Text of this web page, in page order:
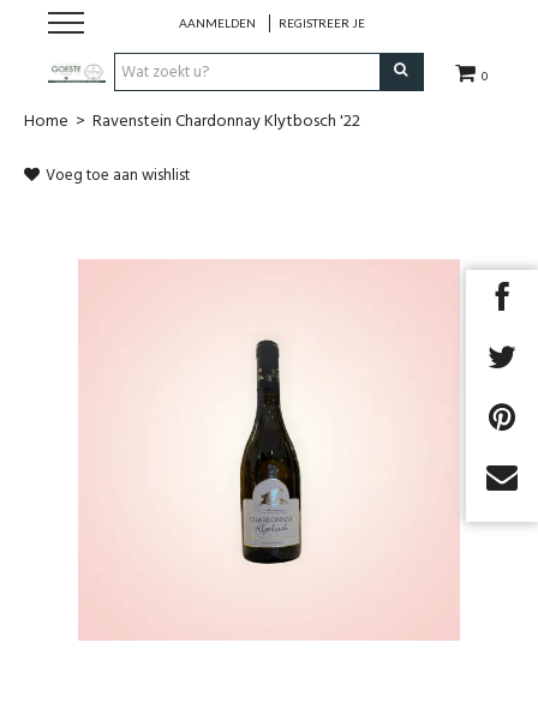
0
AANMELDEN REGISTREER JE
HOME
Huisgemaakt ijs
Home > Ravenstein Chardonnay Klytbosch '22
Voeg toe aan wishlist